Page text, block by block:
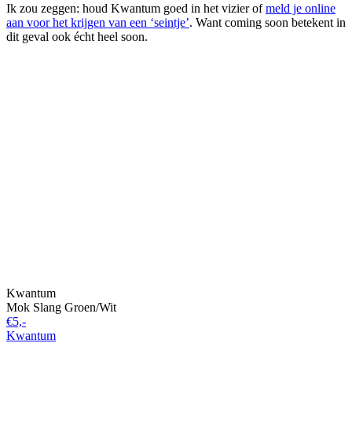
Ik zou zeggen: houd Kwantum goed in het vizier ofmeld je online
aan voor het krijgen van een ‘seintje’. Want coming soon betekent in
dit geval ook écht heel soon.
Kwantum
Mok Slang Groen/Wit
€5,-
Kwantum